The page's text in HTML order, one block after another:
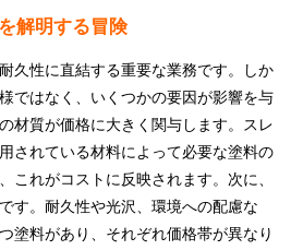
解明する冒険
久性に直結する重要な業務です。しか
ではなく、いくつかの要因が影響を与
材質が価格に大きく関与します。スレ
されている材料によって必要な塗料の
これがコストに反映されます。次に、
す。耐久性や光沢、環境への配慮な
塗料があり、それぞれ価格帯が異なり